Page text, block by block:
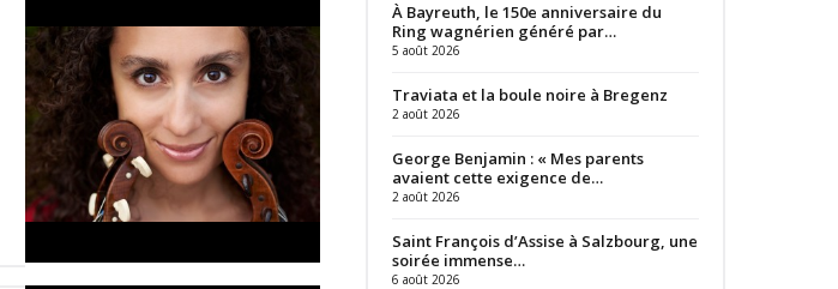
À Bayreuth, le 150e anniversaire du
Ring wagnérien généré par…
5 août 2026
Traviata et la boule noire à Bregenz
2 août 2026
George Benjamin : « Mes parents
avaient cette exigence de…
2 août 2026
Saint François d’Assise à Salzbourg, une
soirée immense…
6 août 2026